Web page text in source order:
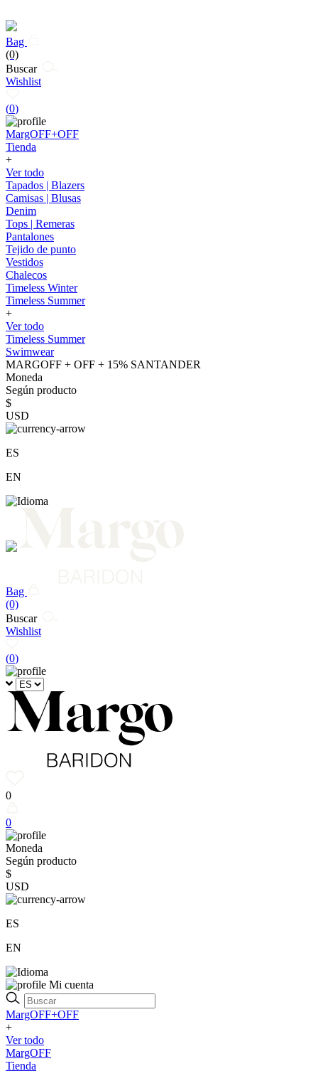
Bag
(0)
Buscar
Wishlist
(0)
MargOFF+OFF
Tienda
+
Ver todo
Tapados | Blazers
Camisas | Blusas
Denim
Tops | Remeras
Pantalones
Tejido de punto
Vestidos
Chalecos
Timeless Winter
Timeless Summer
+
Ver todo
Timeless Summer
Swimwear
MARGOFF + OFF + 15% SANTANDER
Moneda
Según producto
$
USD
ES
EN
Bag
(0)
Buscar
Wishlist
(0)
0
0
Moneda
Según producto
$
USD
ES
EN
Mi cuenta
MargOFF+OFF
+
Ver todo
MargOFF
Tienda